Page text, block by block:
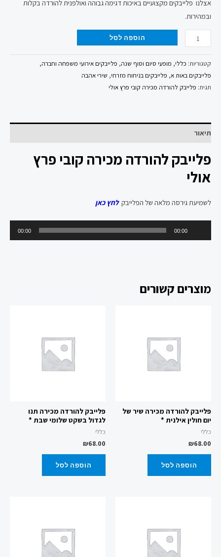
אצלנו פלייבקים מקצועיים באיכות דגימה גבוהה ואולפנית להורדה בקלות
ובמהירות.
הוספה לסל
קטגוריות: כללי, מופעי סיום וסוף שנה, פלייבקים אירועי משפחה וחברה,
פלייבקים באות א, פלייבקים בניחוח מזרחי, שירי אהבה
תגית: פלייבק להורדה מכירה קובי פרץ אולי
תיאור
פלייבק להורדה מכירה קובי פרץ
אולי
לשמיעת גירסה מלאה של הפלייבקלחץ כאן
אודיו
00:00
00:00
מוצרים קשורים
פלייבק להורדה מכירה שיר של
יום חולין אילנית *
כללי
₪68.00
הוספה לסל
פלייבק להורדה מכירה תנו
לגדול בשקט שלומי שבת *
כללי
₪68.00
הוספה לסל